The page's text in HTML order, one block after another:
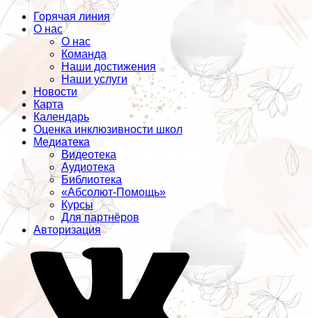
Горячая линия
О нас
О нас
Команда
Наши достижения
Наши услуги
Новости
Карта
Календарь
Оценка инклюзивности школ
Медиатека
Видеотека
Аудиотека
Библиотека
«Абсолют-Помощь»
Курсы
Для партнёров
Авторизация